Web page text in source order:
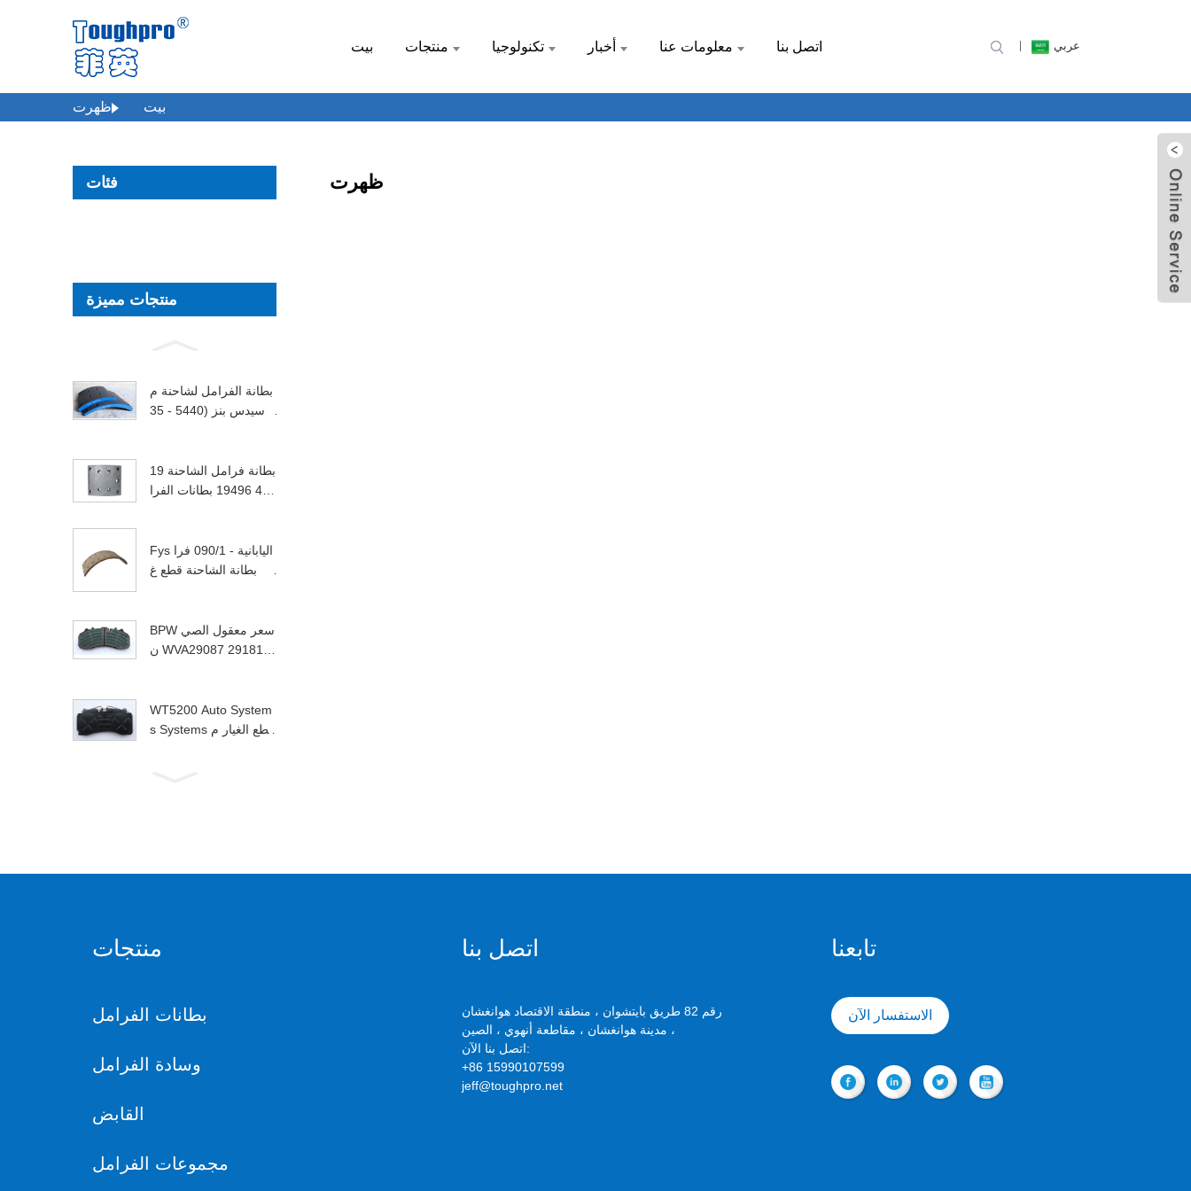
بيت منتجات تكنولوجيا أخبار معلومات عنا اتصل بنا عربي
بيت ظهرت
فئات
منتجات مميزة
بطانة الفرامل لشاحنة م
رسيدس بنز (5440 - 35
بطانة فرامل الشاحنة 19
494 19496 بطانات الفرا
Fys اليابانية - 090/1 فرا
مل بطانة الشاحنة قطع غ
f / r
BPW سعر معقول الصي
ن WVA29087 29181 ق
WT5200 Auto System
s Systems قطع الغيار م
ظهرت
منتجات
بطانات الفرامل
وسادة الفرامل
القابض
مجموعات الفرامل
اتصل بنا
رقم 82 طريق بايتشوان ، منطقة الاقتصاد هوانغشان
، مدينة هوانغشان ، مقاطعة أنهوي ، الصين
اتصل بنا الآن:
+86 15990107599
jeff@toughpro.net
تابعنا
الاستفسار الآن